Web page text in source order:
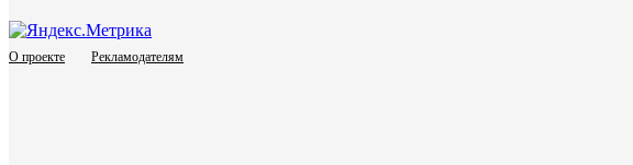
О проекте Рекламодателям